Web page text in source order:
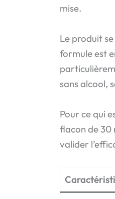
mise.
Le produit
formule est
sans alcool,
Pour ce qui
flacon de 30
valider